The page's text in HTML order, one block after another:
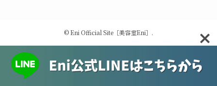
©Eni Official Site［美容室Eni］.